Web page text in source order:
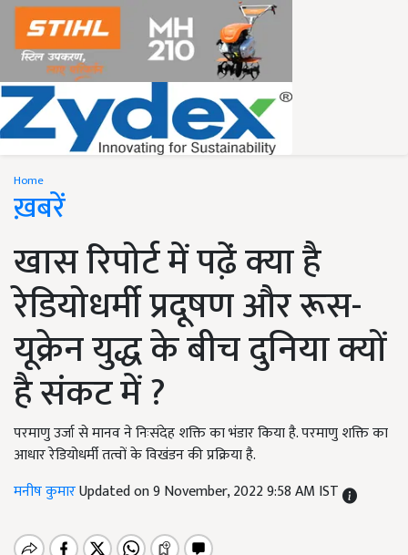
Home
ख़बरें
खास रिपोर्ट में पढे़ं क्या है
रेडियोधर्मी प्रदूषण और रूस-
यूक्रेन युद्ध के बीच दुनिया क्यों
है संकट में ?
परमाणु उर्जा से मानव ने निःसंदेह शक्ति का भंडार किया है. परमाणु शक्ति का
आधार रेडियोधर्मी तत्वों के विखंडन की प्रक्रिया है.
मनीष कुमारUpdated on 9 November, 2022 9:58 AM IST